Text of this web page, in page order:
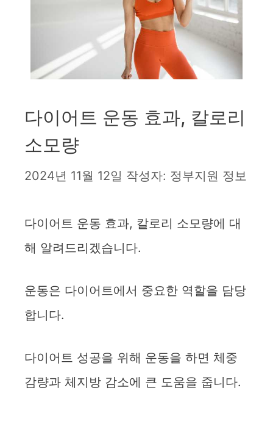
다이어트 운동 효과, 칼로리
소모량
2024년 11월 12일 작성자: 정부지원 정보
다이어트 운동 효과, 칼로리 소모량에 대
해 알려드리겠습니다.
운동은 다이어트에서 중요한 역할을 담당
합니다.
다이어트 성공을 위해 운동을 하면 체중
감량과 체지방 감소에 큰 도움을 줍니다.